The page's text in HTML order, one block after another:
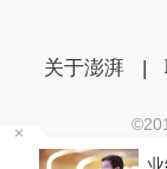
业
关于澎湃 |
沪ICP证